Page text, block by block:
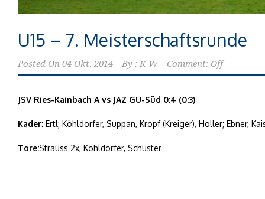
U15 – 7. Meisterschaftsrunde
Posted On 04 Okt. 2014 By : K W Comment: Off
JSV Ries-Kainbach A vs JAZ GU-Süd 0:4 (0:3)
Kader: Ertl; Köhldorfer, Suppan, Kropf (Kreiger), Holler; Ebner,
Tore:Strauss 2x, Köhldorfer, Schuster